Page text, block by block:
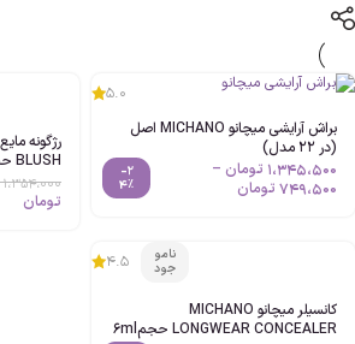
5.0
براش آرایشی میچانو MICHANO اصل
(در 22 مدل)
1،345،500 تومان –
749،500 تومان
-2
4%
BLUSH حجم12ml اصل کره جنوبی
1،354،000
تومان
نامو
جود
4.5
کانسیلر میچانو MICHANO
LONGWEAR CONCEALER حجم6ml